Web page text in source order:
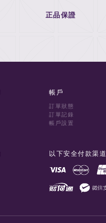
正品保證
帳戶
訂單狀態
訂單記錄
帳戶設置
以下安全付款渠道